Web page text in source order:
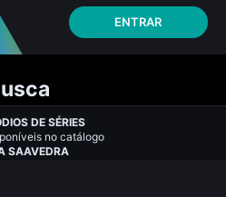
ENTRAR
DE SÉRIES
no catálogo
SAAVEDRA